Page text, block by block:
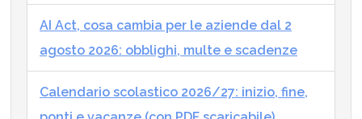
AI Act, cosa cambia per le aziende dal 2
agosto 2026: obblighi, multe e scadenze
Calendario scolastico 2026/27: inizio, fine,